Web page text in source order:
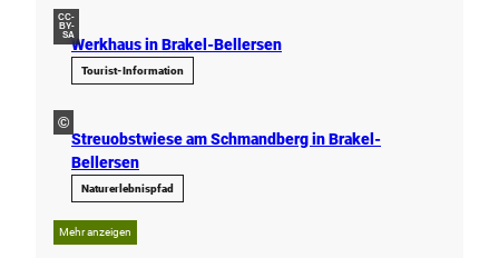
CC-
BY-
SA
Werkhaus in Brakel-Bellersen
Tourist-Information
©
Streuobstwiese am Schmandberg in Brakel-
Bellersen
Naturerlebnispfad
Mehr anzeigen